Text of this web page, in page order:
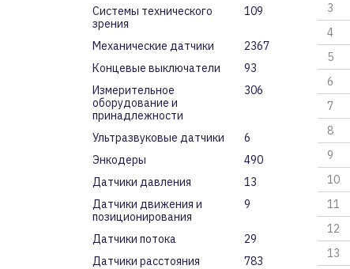
Системы технического
зрения
109
Механические датчики
2367
Концевые выключатели
93
Измерительное
оборудование и
принадлежности
306
Ультразвуковые датчики
6
Энкодеры
490
Датчики давления
13
Датчики движения и
позиционирования
9
Датчики потока
29
Датчики расстояния
783
3
4
5
6
7
8
9
10
11
12
13